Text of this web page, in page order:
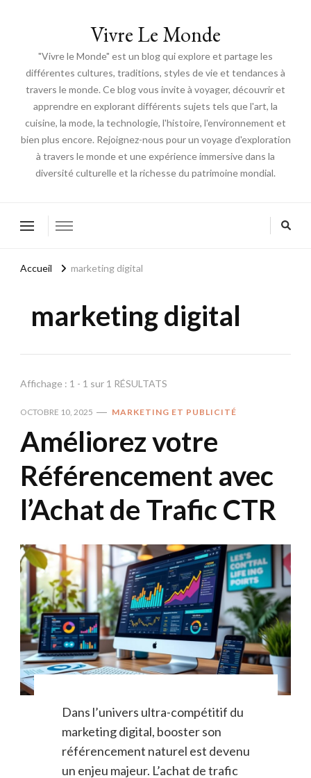
Vivre Le Monde
"Vivre le Monde" est un blog qui explore et partage les
différentes cultures, traditions, styles de vie et tendances à
travers le monde. Ce blog vous invite à voyager, découvrir et
apprendre en explorant différents sujets tels que l'art, la
cuisine, la mode, la technologie, l'histoire, l'environnement et
bien plus encore. Rejoignez-nous pour un voyage d'exploration
à travers le monde et une expérience immersive dans la
diversité culturelle et la richesse du patrimoine mondial.
Accueil marketing digital
marketing digital
Affichage : 1 - 1 sur 1 RÉSULTATS
OCTOBRE 10, 2025 MARKETING ET PUBLICITÉ
Améliorez votre
Référencement avec
l’Achat de Trafic CTR
Dans l’univers ultra-compétitif du
marketing digital, booster son
référencement naturel est devenu
un enjeu majeur. L’achat de trafic